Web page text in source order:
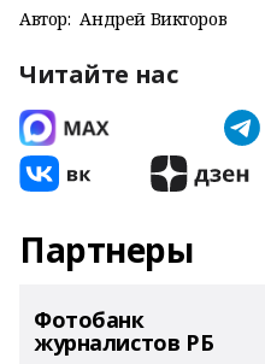
Автор: Андрей Викторов
Читайте нас
Партнеры
Фотобанк
журналистов РБ